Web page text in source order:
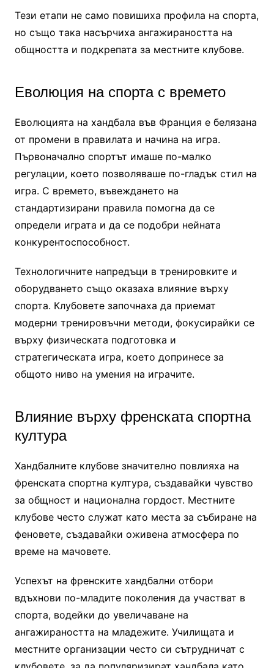
Тези етапи не само повишиха профила на спорта,
но също така насърчиха ангажираността на
общността и подкрепата за местните клубове.
Еволюция на спорта с времето
Еволюцията на хандбала във Франция е белязана
от промени в правилата и начина на игра.
Първоначално спортът имаше по-малко
регулации, което позволяваше по-гладък стил на
игра. С времето, въвеждането на
стандартизирани правила помогна да се
определи играта и да се подобри нейната
конкурентоспособност.
Технологичните напредъци в тренировките и
оборудването също оказаха влияние върху
спорта. Клубовете започнаха да приемат
модерни тренировъчни методи, фокусирайки се
върху физическата подготовка и
стратегическата игра, което допринесе за
общото ниво на умения на играчите.
Влияние върху френската спортна
култура
Хандбалните клубове значително повлияха на
френската спортна култура, създавайки чувство
за общност и национална гордост. Местните
клубове често служат като места за събиране на
феновете, създавайки оживена атмосфера по
време на мачовете.
Успехът на френските хандбални отбори
вдъхнови по-младите поколения да участват в
спорта, водейки до увеличаване на
ангажираността на младежите. Училищата и
местните организации често си сътрудничат с